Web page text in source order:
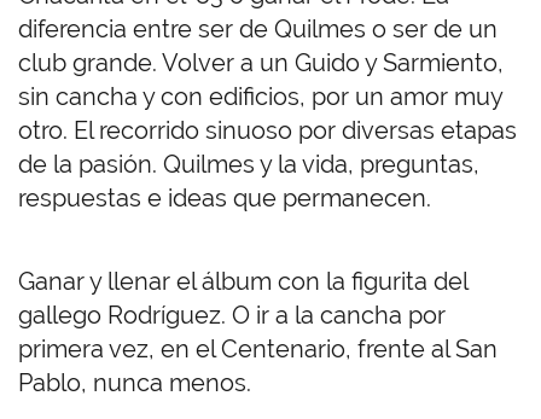
diferencia entre ser de Quilmes o ser de un
club grande. Volver a un Guido y Sarmiento,
sin cancha y con edificios, por un amor muy
otro. El recorrido sinuoso por diversas etapas
de la pasión. Quilmes y la vida, preguntas,
respuestas e ideas que permanecen.
Ganar y llenar el álbum con la figurita del
gallego Rodríguez. O ir a la cancha por
primera vez, en el Centenario, frente al San
Pablo, nunca menos.